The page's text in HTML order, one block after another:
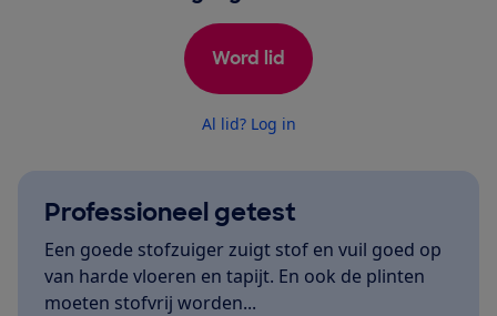
Word lid
Al lid? Log in
Professioneel getest
Een goede stofzuiger zuigt stof en vuil goed op
van harde vloeren en tapijt. En ook de plinten
moeten stofvrij worden...